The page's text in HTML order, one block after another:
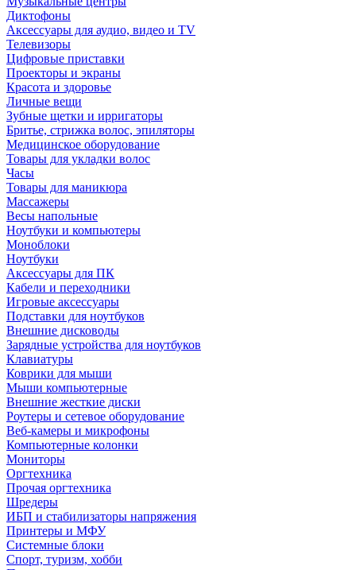
Диктофоны
Аксессуары для аудио, видео и TV
Телевизоры
Цифровые приставки
Проекторы и экраны
Красота и здоровье
Личные вещи
Зубные щетки и ирригаторы
Бритье, стрижка волос, эпиляторы
Медицинское оборудование
Товары для укладки волос
Часы
Товары для маникюра
Массажеры
Весы напольные
Ноутбуки и компьютеры
Моноблоки
Ноутбуки
Аксессуары для ПК
Кабели и переходники
Игровые аксессуары
Подставки для ноутбуков
Внешние дисководы
Зарядные устройства для ноутбуков
Клавиатуры
Коврики для мыши
Мыши компьютерные
Внешние жесткие диски
Роутеры и сетевое оборудование
Веб-камеры и микрофоны
Компьютерные колонки
Мониторы
Оргтехника
Прочая оргтехника
Шредеры
ИБП и стабилизаторы напряжения
Принтеры и МФУ
Системные блоки
Спорт, туризм, хобби